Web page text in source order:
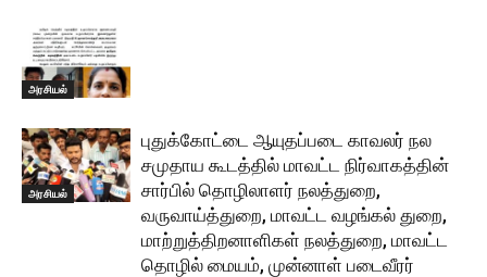
அரசியல்
அரசியல்
புதுக்கோட்டை ஆயுதப்படை காவலர் நல
சமுதாய கூடத்தில் மாவட்ட நிர்வாகத்தின்
சார்பில் தொழிலாளர் நலத்துறை,
வருவாய்த்துறை, மாவட்ட வழங்கல் துறை,
மாற்றுத்திறனாளிகள் நலத்துறை, மாவட்ட
தொழில் மையம், முன்னாள் படைவீரர்